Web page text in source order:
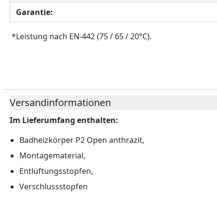
Garantie:
*Leistung nach EN-442 (75 / 65 / 20°C).
Versandinformationen
Im Lieferumfang enthalten:
Badheizkörper P2 Open anthrazit,
Montagematerial,
Entlüftungsstopfen,
Verschlussstopfen